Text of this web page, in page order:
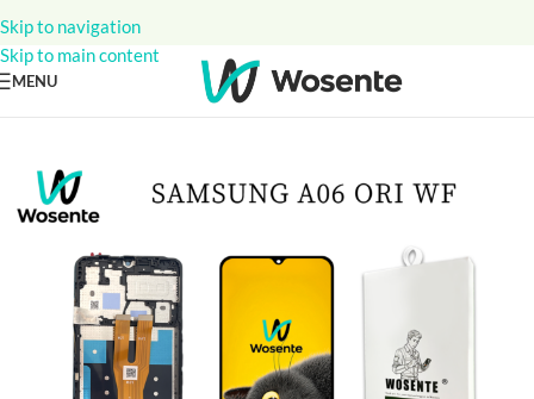
Skip to navigation
Skip to main content
MENU